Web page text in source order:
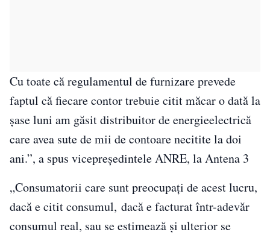
Cu toate că regulamentul de furnizare prevede
faptul că fiecare contor trebuie citit măcar o dată la
şase luni am găsit distribuitor de energieelectrică
care avea sute de mii de contoare necitite la doi
ani.”, a spus vicepreședintele ANRE, la Antena 3
„Consumatorii care sunt preocupaţi de acest lucru,
dacă e citit consumul, dacă e facturat într-adevăr
consumul real, sau se estimează şi ulterior se